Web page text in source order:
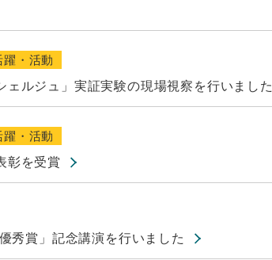
・活動
ルジュ」実証実験の現場視察を行いました
・活動
彰を受賞
秀賞」記念講演を行いました